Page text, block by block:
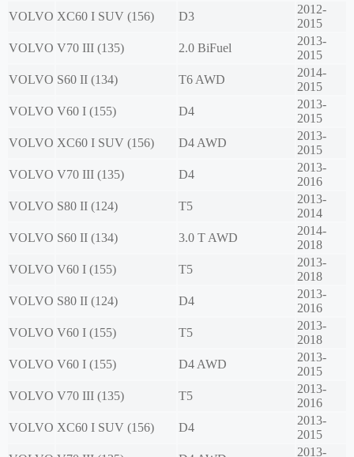
VOLVO XC60 I SUV (156) D3
2012-
2015
VOLVO V70 III (135) 2.0 BiFuel
2013-
2015
VOLVO S60 II (134) T6 AWD
2014-
2015
VOLVO V60 I (155) D4
2013-
2015
VOLVO XC60 I SUV (156) D4 AWD
2013-
2015
VOLVO V70 III (135) D4
2013-
2016
VOLVO S80 II (124) T5
2013-
2014
VOLVO S60 II (134) 3.0 T AWD
2014-
2018
VOLVO V60 I (155) T5
2013-
2018
VOLVO S80 II (124) D4
2013-
2016
VOLVO V60 I (155) T5
2013-
2018
VOLVO V60 I (155) D4 AWD
2013-
2015
VOLVO V70 III (135) T5
2013-
2016
VOLVO XC60 I SUV (156) D4
2013-
2015
2013-